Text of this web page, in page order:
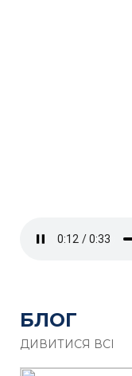
БЛОГ
ДИВИТИСЯ ВСІ